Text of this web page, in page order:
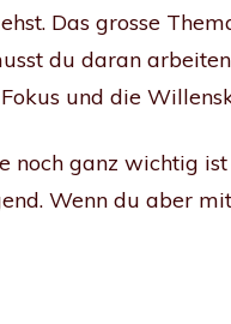
Das grosse
du daran
und die
noch ganz wichtig
Wenn du aber